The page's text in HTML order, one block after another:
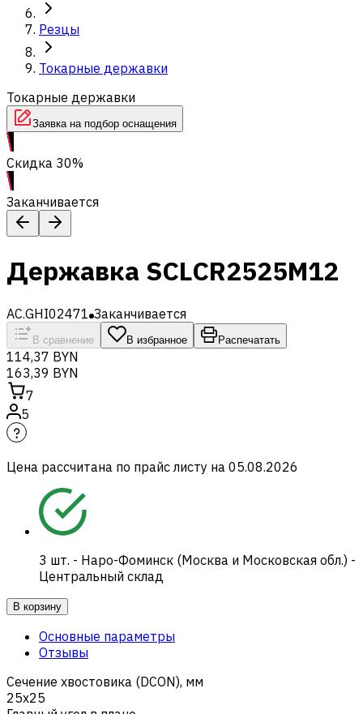
Резцы
Токарные державки
Токарные державки
Заявка на подбор оснащения
Скидка 30%
Заканчивается
Державка SCLCR2525M12
AC.GHI02471 Заканчивается
В сравнение В избранное Распечатать
114,37 BYN
163,39 BYN
7
5
Цена рассчитана по прайс листу на 05.08.2026
3 шт. - Наро-Фоминск (Москва и Московская обл.) -
Центральный склад
В корзину
Основные параметры
Отзывы
Сечение хвостовика (DCON), мм
25x25